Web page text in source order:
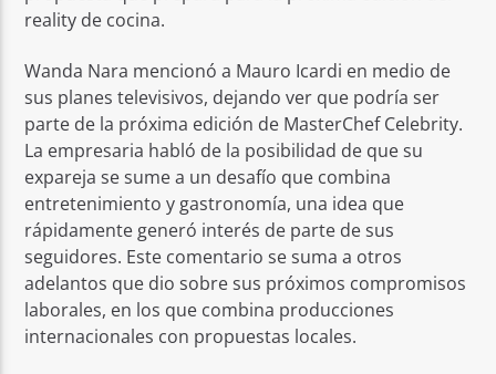
reality de cocina.
Wanda Nara mencionó a Mauro Icardi en medio de
sus planes televisivos, dejando ver que podría ser
parte de la próxima edición de MasterChef Celebrity.
La empresaria habló de la posibilidad de que su
expareja se sume a un desafío que combina
entretenimiento y gastronomía, una idea que
rápidamente generó interés de parte de sus
seguidores. Este comentario se suma a otros
adelantos que dio sobre sus próximos compromisos
laborales, en los que combina producciones
internacionales con propuestas locales.